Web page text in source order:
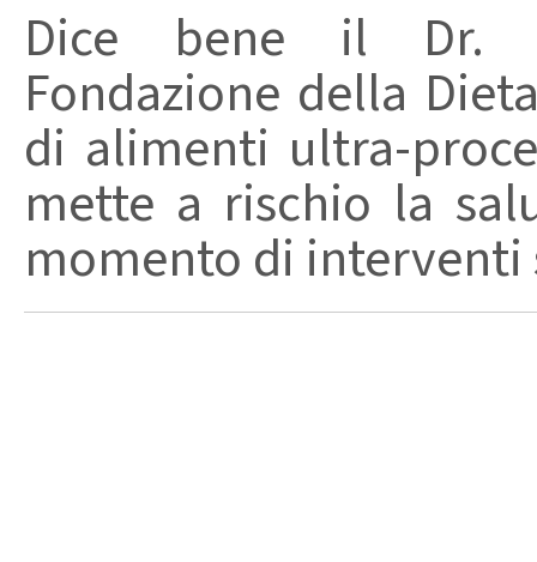
Dice bene il Dr.
Fondazione della
di alimenti ultra-
mette a rischio la
momento di